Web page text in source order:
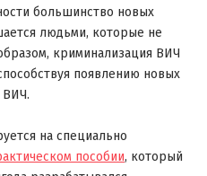
большинство новых
людьми, которые не
криминализация ВИЧ
появлению новых
ВИЧ.
на специально
пособии, который